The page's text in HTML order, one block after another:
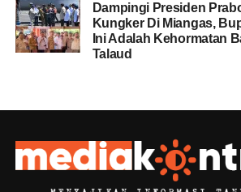
Dampingi Presiden
Kungker Di Miangas,
Ini Adalah Kehormatan
Talaud